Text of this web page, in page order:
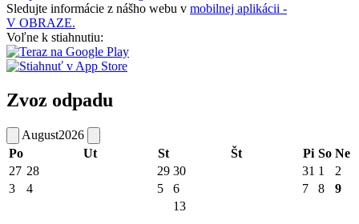
Sledujte informácie z nášho webu v mobilnej aplikácii -
V OBRAZE.
Voľne k stiahnutiu:
Zvoz odpadu
August2026
Po
Ut St Št Pi So Ne
27 28 29 30 31 1
2
3
4 5 6 7 8 9
13